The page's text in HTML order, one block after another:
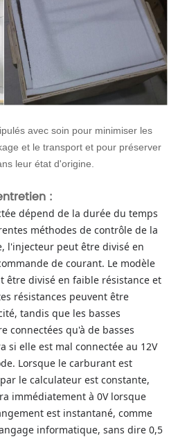
avec soin pour minimiser les
et le transport et pour préserver
leur état d'origine.
:
dépend de la durée du temps
méthodes de contrôle de la
l'injecteur peut être divisé en
de courant. Le modèle
être divisé en faible résistance et
résistances peuvent être
tandis que les basses
connectées qu'à de basses
si elle est mal connectée au 12V
Lorsque le carburant est
le calculateur est constante,
immédiatement à 0V lorsque
est instantané, comme
informatique, sans dire 0,5